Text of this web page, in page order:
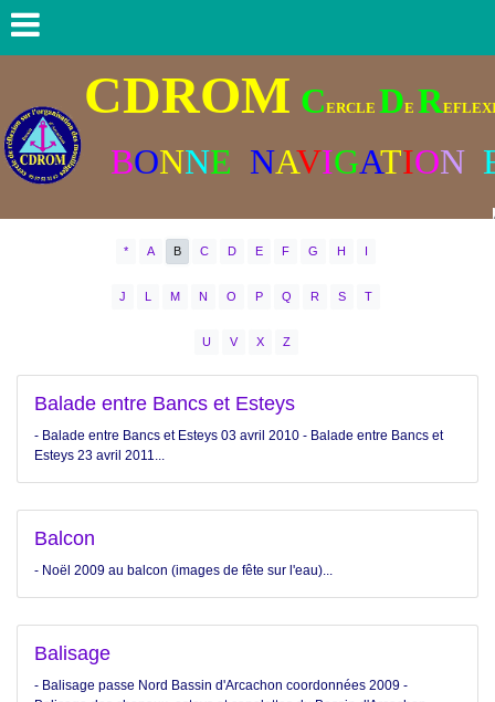
CDROM CERCLE DE R
BONNE NAVIGATION
* A B C D E F G H I
J L M N O P Q R S T
U V X Z
Balade entre Bancs et Esteys
- Balade entre Bancs et Esteys 03 avril 2010 - Balade entre Bancs et
Esteys 23 avril 2011...
Balcon
- Noël 2009 au balcon (images de fête sur l'eau)...
Balisage
- Balisage passe Nord Bassin d'Arcachon coordonnées 2009 -